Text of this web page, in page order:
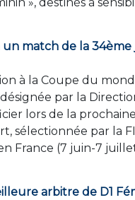
», destinés à
match de la
à la Coupe du
par la
lors de la
sélectionnée par la
France (7 juin-7
arbitre de D1